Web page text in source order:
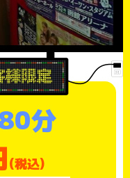
分
(税込)